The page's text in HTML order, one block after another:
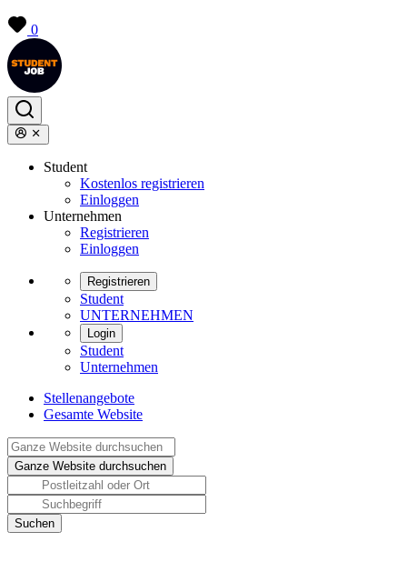
0
Student
Kostenlos registrieren
Einloggen
Unternehmen
Registrieren
Einloggen
Registrieren
Student
UNTERNEHMEN
Login
Student
Unternehmen
Stellenangebote
Gesamte Website